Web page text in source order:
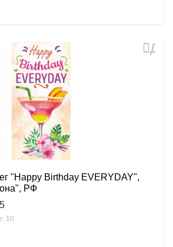
"Happy Birthday EVERYDAY",
РФ
10